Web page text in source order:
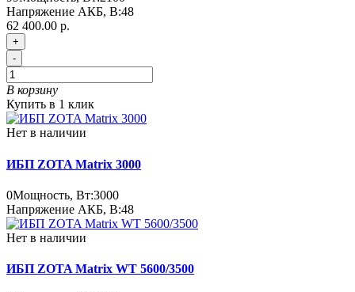
Напряжение АКБ, В:48
62 400.00 р.
+
-
В корзину
Купить в 1 клик
Нет в наличии
ИБП ZOTA Matrix 3000
0Мощность, Вт:3000
Напряжение АКБ, В:48
Нет в наличии
ИБП ZOTA Matrix WT 5600/3500